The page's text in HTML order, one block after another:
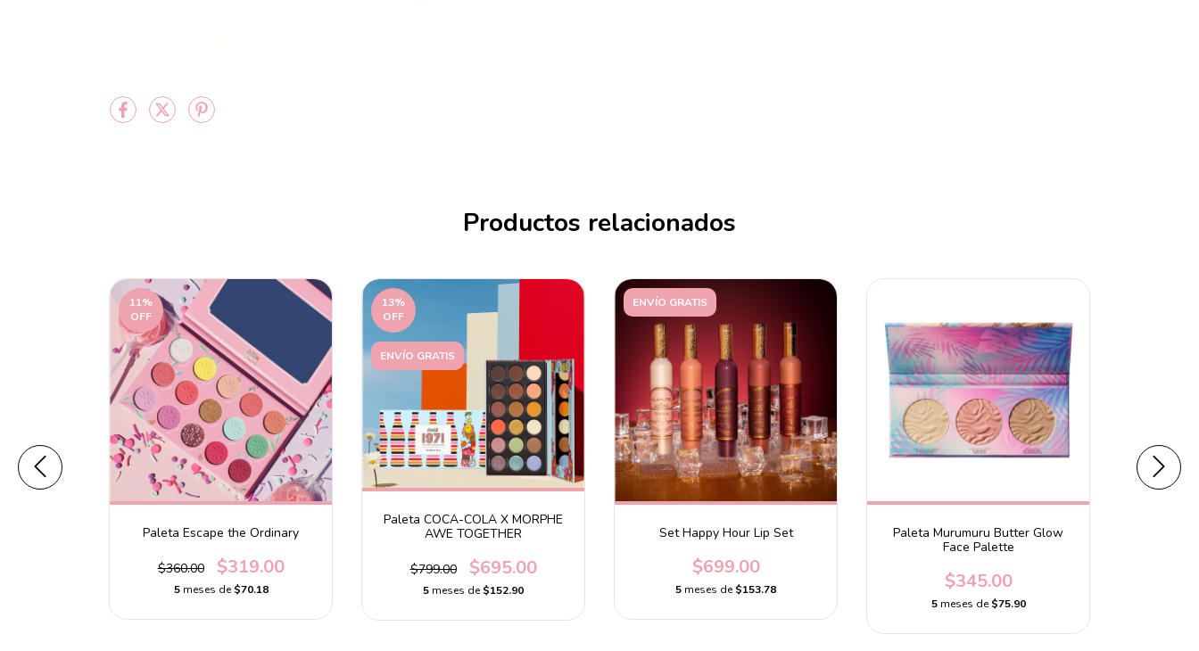
Productos relacionados
11%
OFF
Paleta Escape the Ordinary
$360.00 $319.00
5 meses de$70.18
13%
OFF
ENVÍO GRATIS
Paleta COCA-COLA X MORPHE
AWE TOGETHER
$799.00 $695.00
5 meses de$152.90
ENVÍO GRATIS
Set Happy Hour Lip Set
$699.00
5 meses de$153.78
Paleta Murumuru Butter Glow
Face Palette
$345.00
5 meses de$75.90